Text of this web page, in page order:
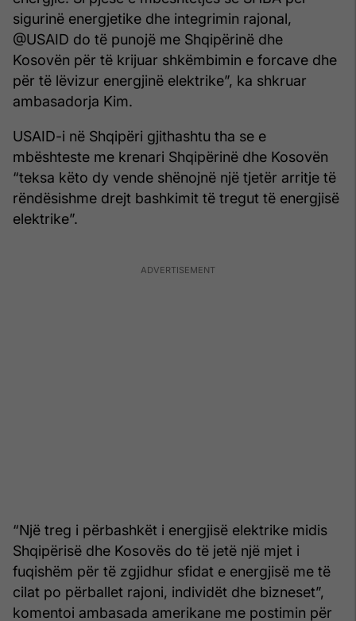
sigurinë energjetike dhe integrimin rajonal,
@USAID do të punojë me Shqipërinë dhe
Kosovën për të krijuar shkëmbimin e forcave dhe
për të lëvizur energjinë elektrike”, ka shkruar
ambasadorja Kim.
USAID-i në Shqipëri gjithashtu tha se e
mbështeste me krenari Shqipërinë dhe Kosovën
“teksa këto dy vende shënojnë një tjetër arritje të
rëndësishme drejt bashkimit të tregut të energjisë
elektrike”.
“Një treg i përbashkët i energjisë elektrike midis
Shqipërisë dhe Kosovës do të jetë një mjet i
fuqishëm për të zgjidhur sfidat e energjisë me të
cilat po përballet rajoni, individët dhe bizneset”,
komentoi ambasada amerikane me postimin për